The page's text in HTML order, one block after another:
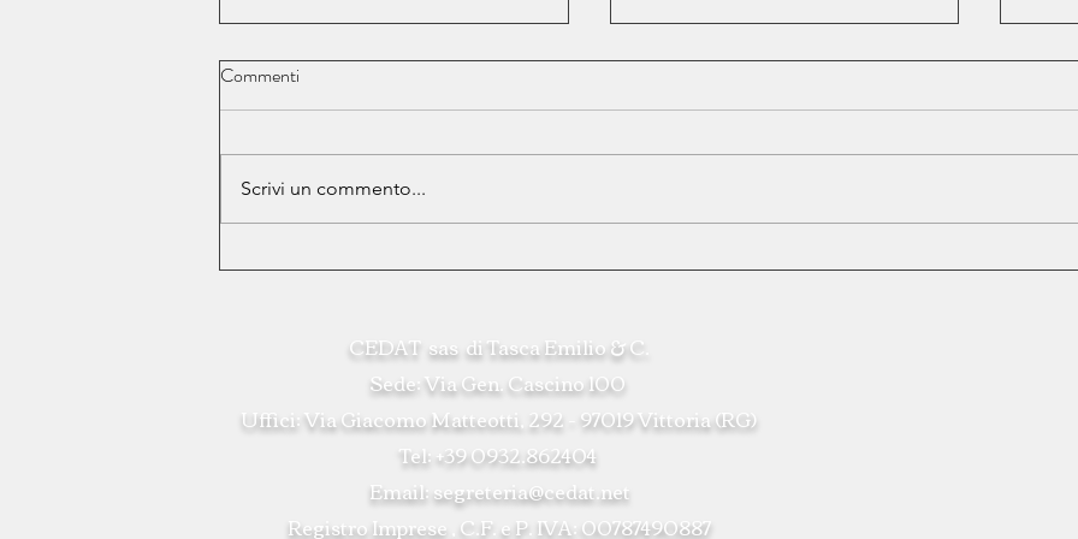
Nuovi obblighi sui PFAS
Abbinamento RT - POS
Commenti
Scrivi un commento...
CEDAT sas di Tasca Emilio & C.
Sede: Via Gen. Cascino 100
Uffici: Via Giacomo Matteotti, 292 - 97019 Vittoria (RG)
Tel: +39 0932.862404
Email:segreteria@cedat.net
Registro Imprese , C.F. e P. IVA: 00787490887